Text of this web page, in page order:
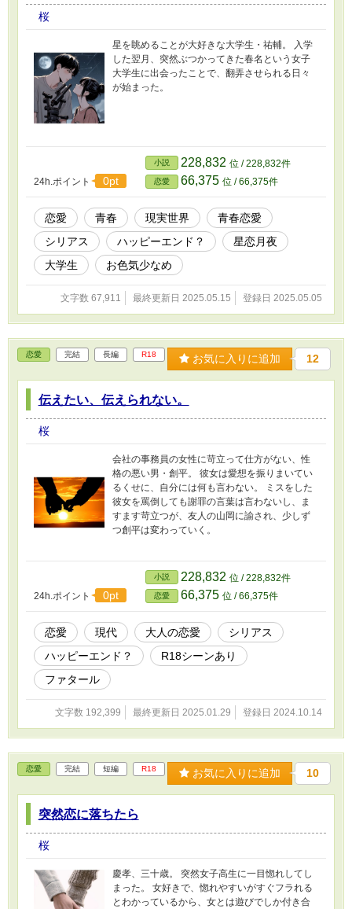
桜
星を眺めることが大好きな大学生・祐輔。 入学
した翌月、突然ぶつかってきた春名という女子
大学生に出会ったことで、翻弄させられる日々
が始まった。
24h.ポイント 0pt
小説 228,832 位 / 228,832件
恋愛 66,375 位 / 66,375件
恋愛 青春 現実世界
青春恋愛
シリアス
ハッピーエンド？
星恋月夜
大学生
お色気少なめ
文字数 67,911 最終更新日 2025.05.15 登録日 2025.05.05
恋愛 完結 長編 R18 お気に入りに追加 12
伝えたい、伝えられない。
桜
会社の事務員の女性に苛立って仕方がない、性
格の悪い男・創平。 彼女は愛想を振りまいてい
るくせに、自分には何も言わない。 ミスをした
彼女を罵倒しても謝罪の言葉は言わないし、ま
すます苛立つが、友人の山岡に諭され、少しず
つ創平は変わっていく。
24h.ポイント 0pt
小説 228,832 位 / 228,832件
恋愛 66,375 位 / 66,375件
恋愛 現代 大人の恋愛
シリアス
ハッピーエンド？
R18シーンあり
ファタール
文字数 192,399 最終更新日 2025.01.29 登録日 2024.10.14
恋愛 完結 短編 R18 お気に入りに追加 10
突然恋に落ちたら
桜
慶孝、三十歳。 突然女子高生に一目惚れしてし
まった。 女好きで、惚れやすいがすぐフラれる
とわかっているから、女とは遊びでしか付き合